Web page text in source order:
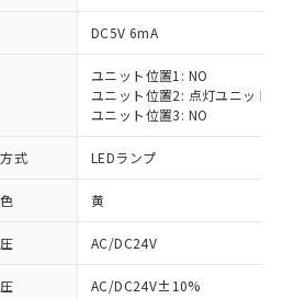
DC5V 6mA
ユニット位置1: NO
ユニット位置2: 点灯ユニット
ユニット位置3: NO
式 LEDランプ
黄
AC/DC24V
AC/DC24V±10%